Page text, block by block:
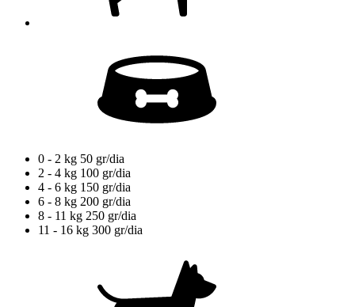
0 - 2 kg 50 gr/dia
2 - 4 kg 100 gr/dia
4 - 6 kg 150 gr/dia
6 - 8 kg 200 gr/dia
8 - 11 kg 250 gr/dia
11 - 16 kg 300 gr/dia